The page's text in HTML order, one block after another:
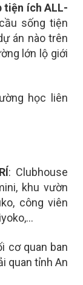
tiện ích ALL-
sống tiện
án nào trên
lớn lộ giới
học liên
: Clubhouse
khu vườn
công viên
cơ quan ban
quan tỉnh An